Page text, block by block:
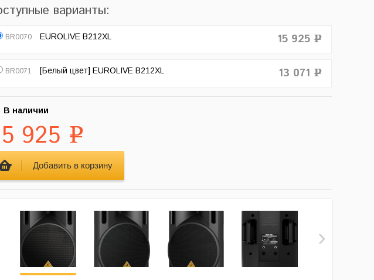
варианты:
BR0070 EUROLIVE B212XL 15 925 Р
BR0071 [Белый цвет] EUROLIVE B212XL 13 071 Р
В наличии
925 Р
›